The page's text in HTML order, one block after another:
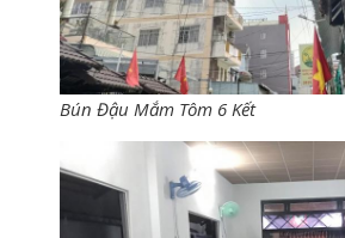
Bún Đậu Mắm Tôm 6 Kết